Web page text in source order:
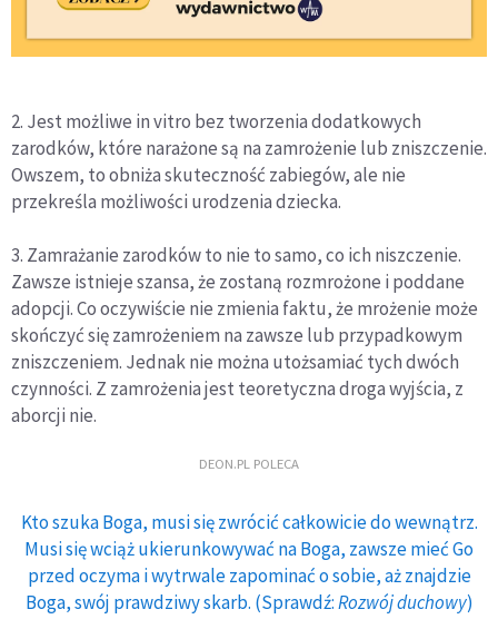
2. Jest możliwe in vitro bez tworzenia dodatkowych
zarodków, które narażone są na zamrożenie lub zniszczenie.
Owszem, to obniża skuteczność zabiegów, ale nie
przekreśla możliwości urodzenia dziecka.
3. Zamrażanie zarodków to nie to samo, co ich niszczenie.
Zawsze istnieje szansa, że zostaną rozmrożone i poddane
adopcji. Co oczywiście nie zmienia faktu, że mrożenie może
skończyć się zamrożeniem na zawsze lub przypadkowym
zniszczeniem. Jednak nie można utożsamiać tych dwóch
czynności. Z zamrożenia jest teoretyczna droga wyjścia, z
aborcji nie.
DEON.PL POLECA
Kto szuka Boga, musi się zwrócić całkowicie do wewnątrz.
Musi się wciąż ukierunkowywać na Boga, zawsze mieć Go
przed oczyma i wytrwale zapominać o sobie, aż znajdzie
Boga, swój prawdziwy skarb. (Sprawdź:Rozwój duchowy)